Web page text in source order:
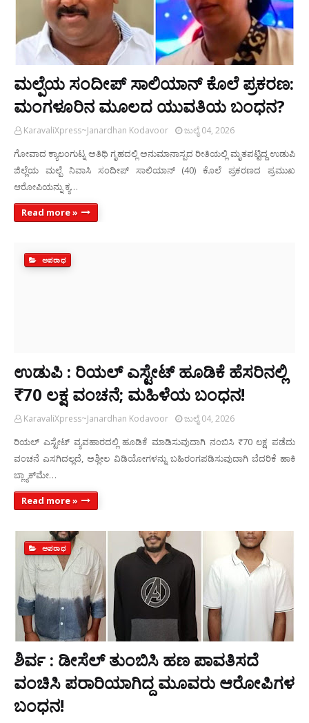
ಮಲ್ಪೆಯ ಸಂದೀಪ್ ಸಾಲಿಯಾನ್ ಕೊಲೆ ಪ್ರಕರಣ:
ಮಂಗಳೂರಿನ ಮೂಲದ ಯುವತಿಯ ಬಂಧನ?
KaravaliXpress~Janardhan Kodavoor ಜುಲೈ 04, 2026
ಗೋವಾದ ಕ್ಯಾಲಂಗುಟ್ನ ಅತಿಥಿ ಗೃಹದಲ್ಲಿ ಅನುಮಾನಾಸ್ಪದ ರೀತಿಯಲ್ಲಿ ಮೃತಪಟ್ಟಿದ್ದ ಉಡುಪಿ
ಜಿಲ್ಲೆಯ ಮಲ್ಪೆ ನಿವಾಸಿ ಸಂದೀಪ್ ಸಾಲಿಯಾನ್ (40) ಕೊಲೆ ಪ್ರಕರಣದ ಪ್ರಮುಖ
ಆರೋಪಿಯನ್ನು ಕ್ಯ…
Read more »
ಅಪರಾಧ
ಉಡುಪಿ : ರಿಯಲ್ ಎಸ್ಟೇಟ್ ಹೂಡಿಕೆ ಹೆಸರಿನಲ್ಲಿ
₹70 ಲಕ್ಷ ವಂಚನೆ; ಮಹಿಳೆಯ ಬಂಧನ!
KaravaliXpress~Janardhan Kodavoor ಜುಲೈ 04, 2026
ರಿಯಲ್ ಎಸ್ಟೇಟ್ ವ್ಯವಹಾರದಲ್ಲಿ ಹೂಡಿಕೆ ಮಾಡಿಸುವುದಾಗಿ ನಂಬಿಸಿ ₹70 ಲಕ್ಷ ಪಡೆದು
ವಂಚನೆ ಎಸಗಿದಲ್ಲದೆ, ಅಶ್ಲೀಲ ವಿಡಿಯೋಗಳನ್ನು ಬಹಿರಂಗಪಡಿಸುವುದಾಗಿ ಬೆದರಿಕೆ ಹಾಕಿ
ಬ್ಲ್ಯಾಕ್‌ಮೇ…
Read more »
ಅಪರಾಧ
ಶಿರ್ವ : ಡೀಸೆಲ್ ತುಂಬಿಸಿ ಹಣ ಪಾವತಿಸದೆ
ವಂಚಿಸಿ ಪರಾರಿಯಾಗಿದ್ದ ಮೂವರು ಆರೋಪಿಗಳ
ಬಂಧನ!